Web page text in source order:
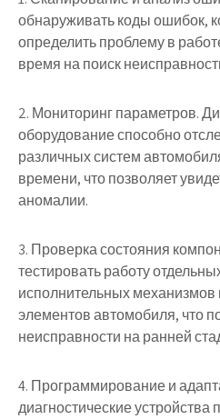
обнаруживать коды ошибок,
определить проблему в
время на поиск
2. Мониторинг параметров.
оборудование способно
различных систем
времени, что позволяет
аномалии.
3. Проверка состояния
тестировать работу
исполнительных механизмов
элементов автомобиля, что
неисправности на ранней
4. Программирование и
диагностические устройства